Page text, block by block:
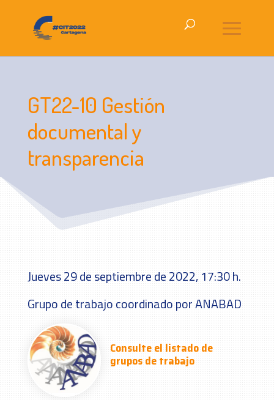
GT22-10 Gestión
documental y
transparencia
Jueves 29 de septiembre de 2022, 17:30 h.
Grupo de trabajo coordinado por ANABAD
Consulte el listado de
grupos de trabajo